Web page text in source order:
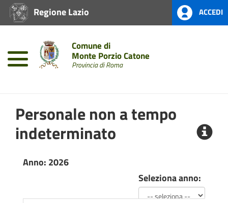
Regione Lazio ACCEDI
Comune di
Monte Porzio Catone
Provincia di Roma
Home
Amministrazione
Trasparente
Personale non a tempo
indeterminato
Anno: 2026
Seleziona anno: